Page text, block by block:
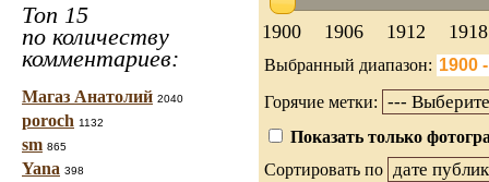
Топ 15
по количеству
комментариев:
Магаз Анатолий 2040
poroch 1132
sm 865
Yana 398
1900 1906 1912 1918
Выбранный диапазон:
Горячие метки:
Показать только
Сортировать по